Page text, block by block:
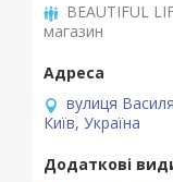
BEAUTIFUL
магазин
вулиця
Київ, Україна